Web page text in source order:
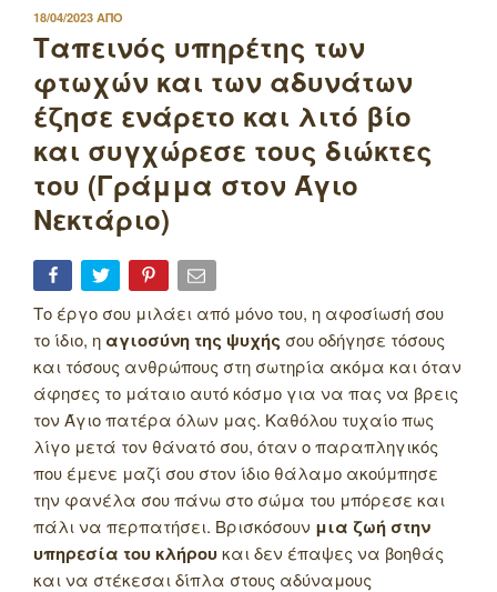
ΔΗΜΟΣΙΕΥΤΗΚΕ
ΣΤΙΣ
18/04/2023 ΑΠΟ
Ταπεινός υπηρέτης των
φτωχών και των αδυνάτων
έζησε ενάρετο και λιτό βίο
και συγχώρεσε τους διώκτες
του (Γράμμα στον Άγιο
Νεκτάριο)
Το έργο σου μιλάει από μόνο του, η αφοσίωσή σου
το ίδιο, η αγιοσύνη της ψυχής σου οδήγησε τόσους
και τόσους ανθρώπους στη σωτηρία ακόμα και όταν
άφησες το μάταιο αυτό κόσμο για να πας να βρεις
τον Άγιο πατέρα όλων μας. Καθόλου τυχαίο πως
λίγο μετά τον θάνατό σου, όταν ο παραπληγικός
που έμενε μαζί σου στον ίδιο θάλαμο ακούμπησε
την φανέλα σου πάνω στο σώμα του μπόρεσε και
πάλι να περπατήσει. Βρισκόσουν μια ζωή στην
υπηρεσία του κλήρουκαι δεν έπαψες να βοηθάς
και να στέκεσαι δίπλα στους αδύναμους